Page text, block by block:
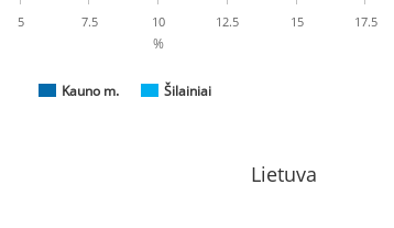
%
Kauno m. Šilainiai
10
5 7.5 12.5 15 17.5
Lietuva